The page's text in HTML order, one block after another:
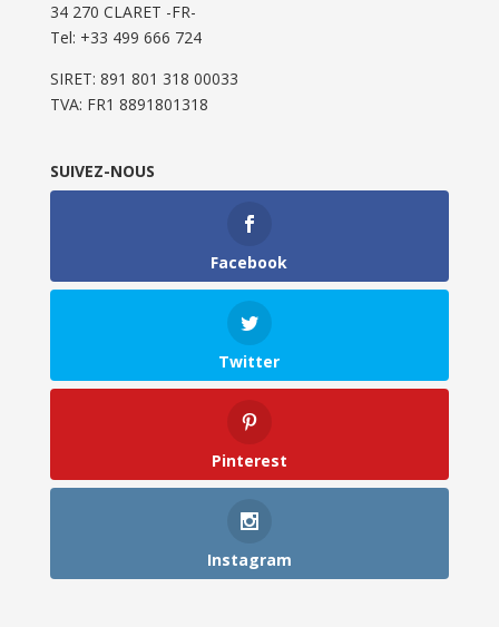
34 270 CLARET -FR-
Tel: ‭+33 499 666 724‬
SIRET: 891 801 318 00033
TVA: FR1 8891801318
SUIVEZ-NOUS
Facebook
Twitter
Pinterest
Instagram